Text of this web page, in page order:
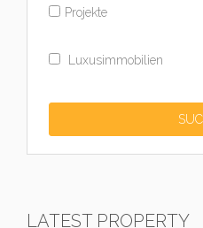
Projekte
Luxusimmobilien
LATEST PROPERTY